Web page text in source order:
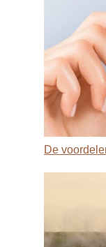
De